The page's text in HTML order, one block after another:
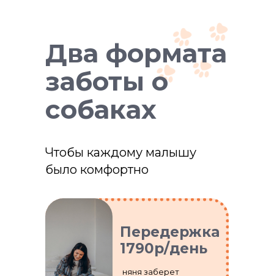
Передержка
1790р/день
няня заберет
Два формата
заботы о
собаках
Чтобы каждому малышу
было комфортно